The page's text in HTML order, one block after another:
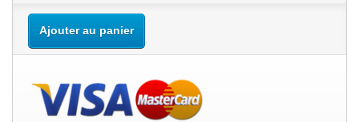
Ajouter au panier